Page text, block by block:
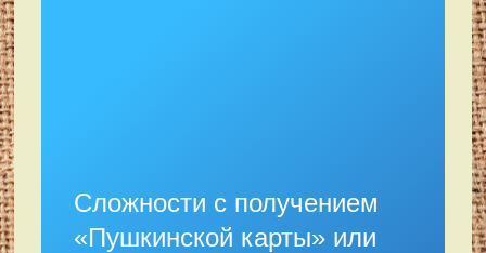
Сложности с получением
«Пушкинской карты» или